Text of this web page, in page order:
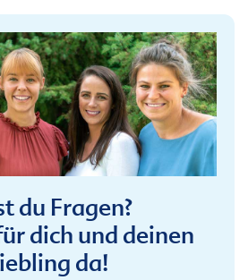
du Fragen?
dich und deinen
da!